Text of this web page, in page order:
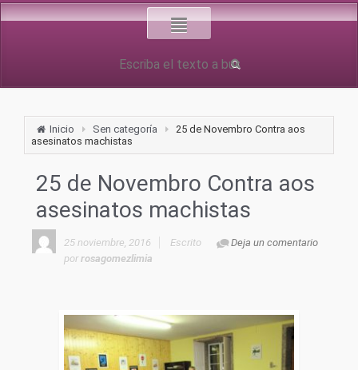
Inicio Sen categoría
25 de Novembro Contra aos
asesinatos machistas
25 de Novembro Contra aos
asesinatos machistas
25 noviembre, 2016 Deja un comentario
Escrito
porrosagomezlimia